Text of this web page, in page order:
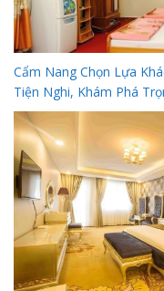
Cẩm Nang Chọn Lựa
Tiện Nghi, Khám Phá